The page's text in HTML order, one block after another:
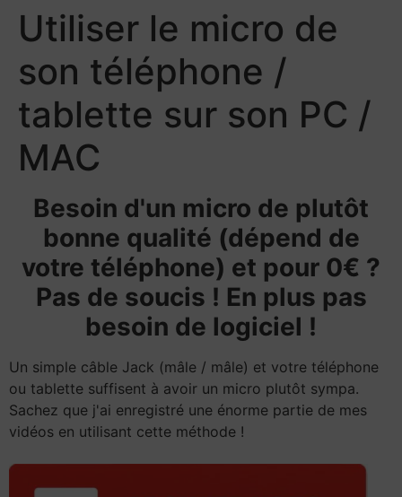
Utiliser le micro de
son téléphone /
tablette sur son PC /
MAC
Besoin d'un micro de plutôt
bonne qualité (dépend de
votre téléphone) et pour 0€ ?
Pas de soucis ! En plus pas
besoin de logiciel !
Un simple câble Jack (mâle / mâle) et votre téléphone
ou tablette suffisent à avoir un micro plutôt sympa.
Sachez que j'ai enregistré une énorme partie de mes
vidéos en utilisant cette méthode !